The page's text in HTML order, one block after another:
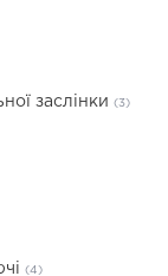
заслінки (3)
(4)